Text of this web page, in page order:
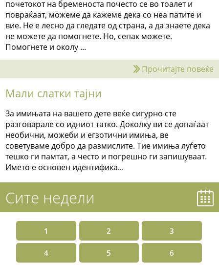
почетокот на бременоста почесто се во тоалет и
повраќаат, можеме да кажеме дека со неа патите и
вие. Не е лесно да гледате од страна, а да знаете дека
не можете да помогнете. Но, сепак можете.
Помогнете и околу ...
Прочитајте повеќе
Мали слатки тајни
За имињата на вашето дете веќе сигурно сте
разговарале со идниот татко. Доколку ви се допаѓаат
необични, можеби и егзотични имиња, ве
советуваме добро да размислите. Тие имиња луѓето
тешко ги памтат, а често и погрешно ги запишуваат.
Името е основен идентифика...
Сите недели
1 2 3
4 5 6